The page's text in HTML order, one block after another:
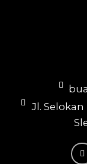
Jl.
T
i